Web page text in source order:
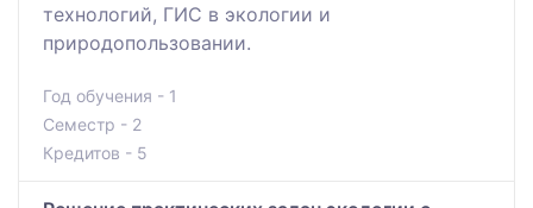
технологий, ГИС в экологии и
природопользовании.
Год обучения - 1
Семестр - 2
Кредитов - 5